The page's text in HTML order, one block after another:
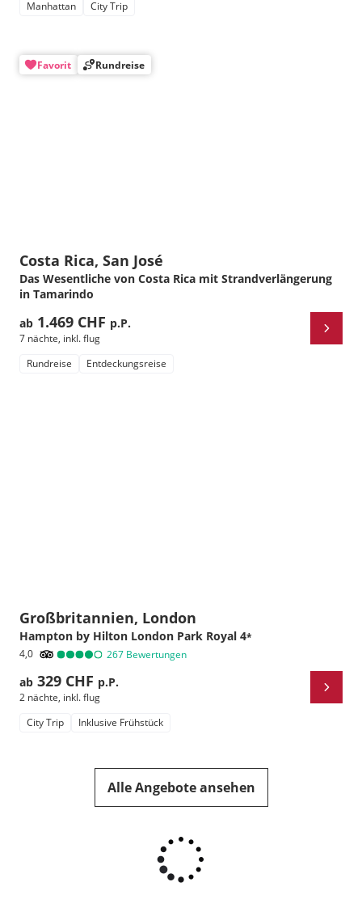
Manhattan City Trip
Favorit Rundreise
Costa Rica, San José
Das Wesentliche von Costa Rica mit Strandverlängerung
in Tamarindo
ab 1.469 CHF p.P.
7 nächte, inkl. flug
Rundreise
Entdeckungsreise
Großbritannien, London
Hampton by Hilton London Park Royal 4*
4,0 267 Bewertungen
ab 329 CHF p.P.
2 nächte, inkl. flug
City Trip
Inklusive Frühstück
Alle Angebote ansehen